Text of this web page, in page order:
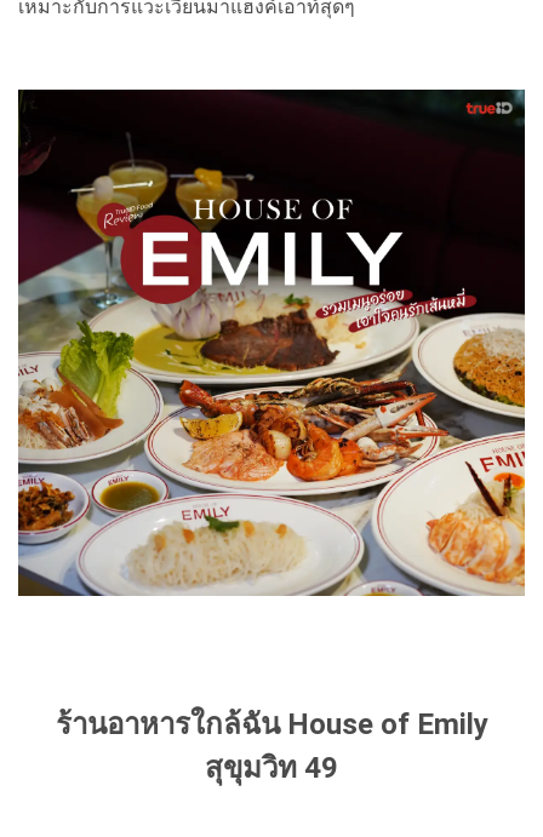
เหมาะกับการแวะเวียนมาแฮงค์เอาท์สุดๆ
ร้านอาหารใกล้ฉัน House of Emily
สุขุมวิท 49